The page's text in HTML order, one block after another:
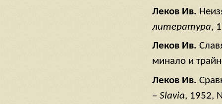
Леков Ив.
литература,
Леков Ив.
минало и
Леков Ив.
– Slavia, 1952,